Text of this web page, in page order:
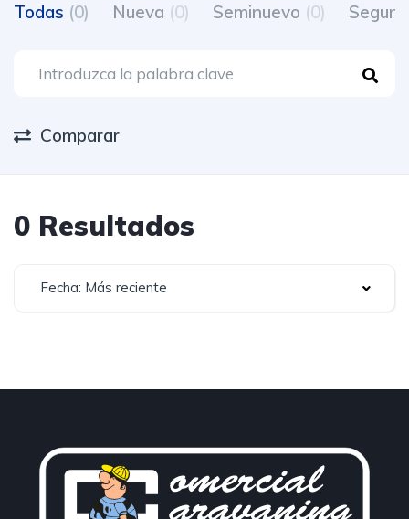
Todas (0) Nueva (0) Seminuevo (0)
Comparar
0 Resultados
Fecha: Más reciente